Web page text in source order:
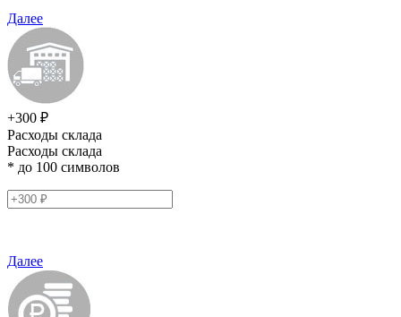
Далее
+300 ₽
Расходы склада
Расходы склада
* до 100 символов
Далее